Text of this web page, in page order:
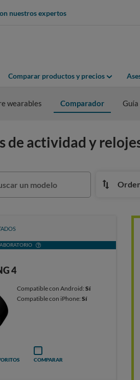
nuestros expertos
Comparar productos y precios
wearables Comparador Guía
de actividad y
4
Compatible con Android:Sí
Compatible con iPhone:Sí
COMPARAR